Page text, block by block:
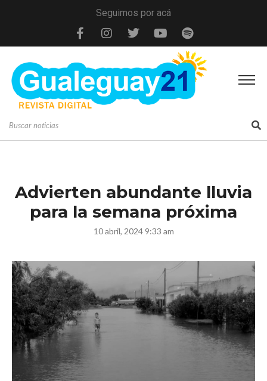
Seguimos por acá
Advierten abundante lluvia
para la semana próxima
10 abril, 2024 9:33 am